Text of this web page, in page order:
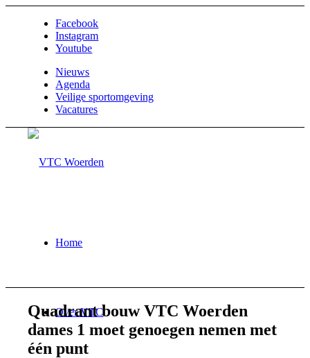
Facebook
Instagram
Youtube
Nieuws
Agenda
Veilige sportomgeving
Vacatures
Home
Over VTC
Quadrant bouw VTC Woerden
dames 1 moet genoegen nemen met
één punt